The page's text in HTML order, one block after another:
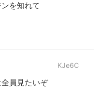
を知れて
KJe6C
員見たいぞ